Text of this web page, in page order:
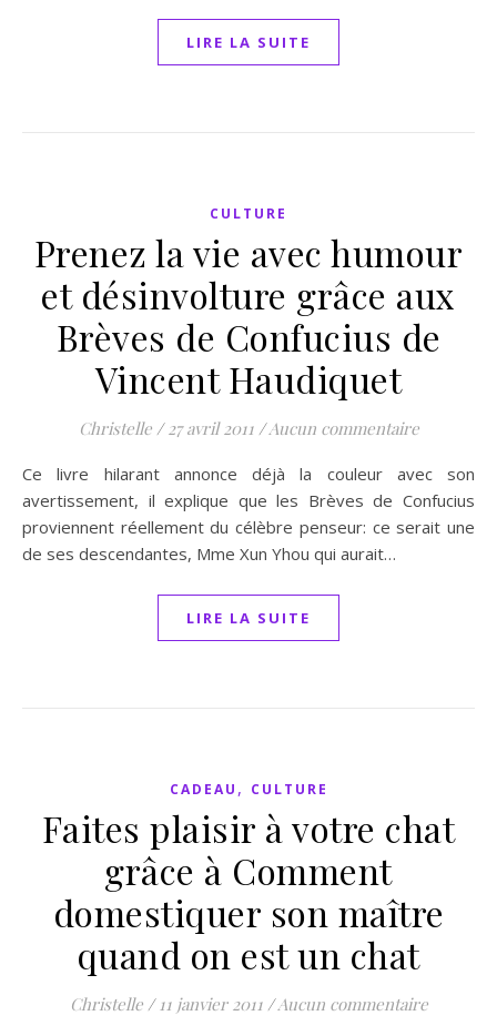
LIRE LA SUITE
CULTURE
Prenez la vie avec humour
et désinvolture grâce aux
Brèves de Confucius de
Vincent Haudiquet
Christelle / 27 avril 2011 /Aucun commentaire
Ce livre hilarant annonce déjà la couleur avec son
avertissement, il explique que les Brèves de Confucius
proviennent réellement du célèbre penseur: ce serait une
de ses descendantes, Mme Xun Yhou qui aurait…
LIRE LA SUITE
CADEAU , CULTURE
Faites plaisir à votre chat
grâce à Comment
domestiquer son maître
quand on est un chat
Christelle / 11 janvier 2011 /Aucun commentaire